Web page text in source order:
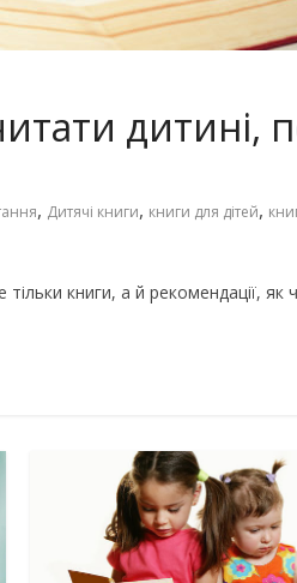
дитині,
, Дитячі книги, книги для дітей,
книги, а й рекомендації, як
про
пісні для
музика)
від
для всієї